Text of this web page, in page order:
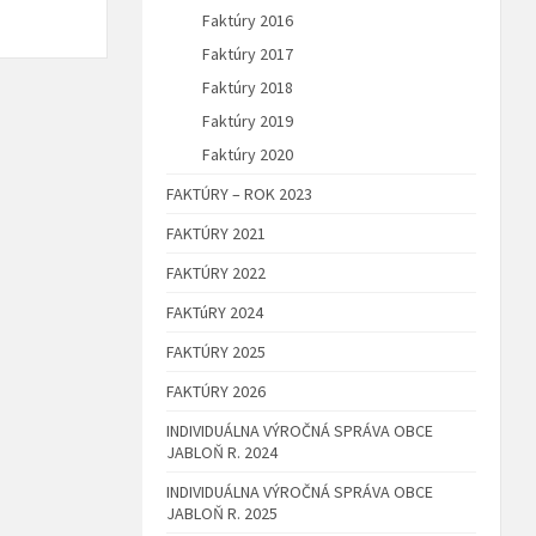
Faktúry 2016
Faktúry 2017
Faktúry 2018
Faktúry 2019
Faktúry 2020
FAKTÚRY – ROK 2023
FAKTÚRY 2021
FAKTÚRY 2022
FAKTúRY 2024
FAKTÚRY 2025
FAKTÚRY 2026
INDIVIDUÁLNA VÝROČNÁ SPRÁVA OBCE
JABLOŇ R. 2024
INDIVIDUÁLNA VÝROČNÁ SPRÁVA OBCE
JABLOŇ R. 2025